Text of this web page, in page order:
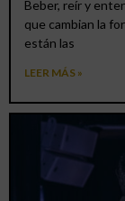
Beber, reír y
que cambian la
están las
LEER MÁS »